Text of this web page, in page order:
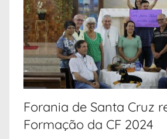
Forania de Santa Cruz
Formação da CF 2024